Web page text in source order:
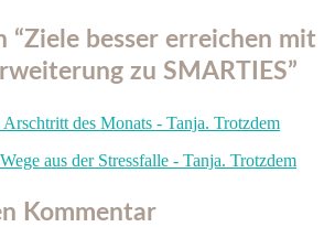
“Ziele besser erreichen mit
zu SMARTIES”
des Monats - Tanja. Trotzdem
aus der Stressfalle - Tanja. Trotzdem
Kommentar